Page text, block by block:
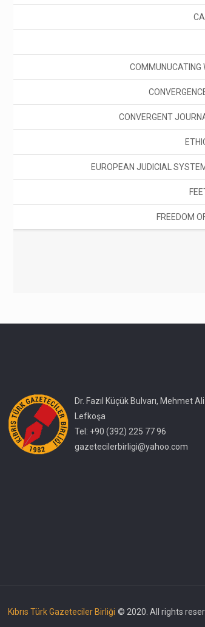
COMMUNUCATING
CONVERGENT
EUROPEAN JUDICIAL
FREEDOM
Dr. Fazıl Küçük Bulvarı, Mehmet
Lefkoşa
Tel: +90 (392) 225 77 96
gazetecilerbirligi@yahoo.com
Kıbrıs Türk Gazeteciler Birliği © 2020. All rights